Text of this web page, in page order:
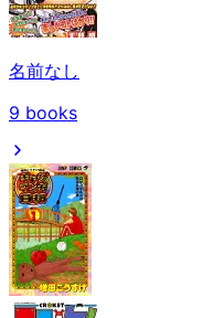
名前なし
9 books